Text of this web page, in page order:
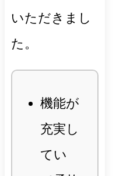
いただきまし
た。
機能が
充実し
てい